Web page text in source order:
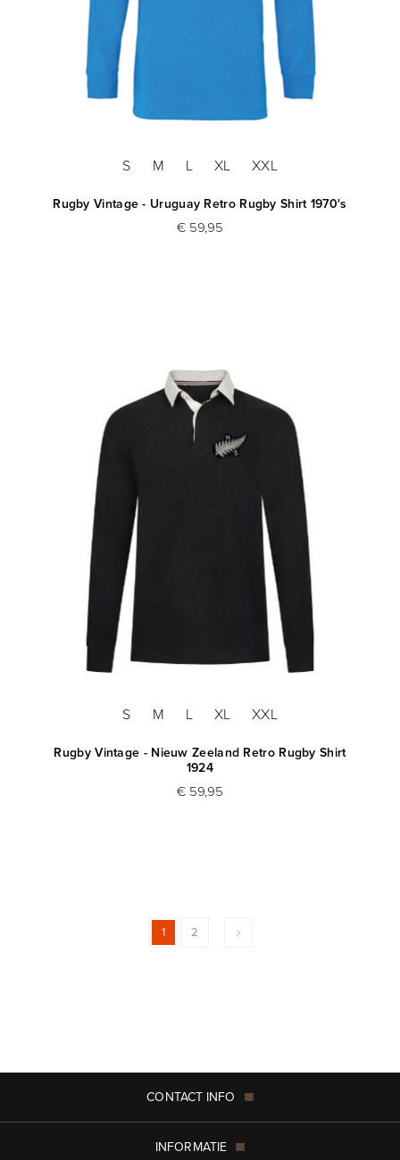
S M L XL XXL
Rugby Vintage - Uruguay Retro Rugby Shirt 1970's
€ 59,95
S M L XL XXL
Rugby Vintage - Nieuw Zeeland Retro Rugby Shirt
1924
€ 59,95
1 2
CONTACT INFO
INFORMATIE